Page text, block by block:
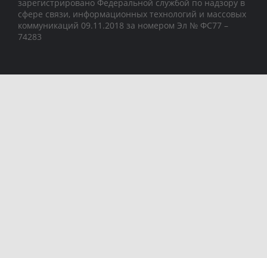
зарегистрировано Федеральной службой по надзору в
сфере связи, информационных технологий и массовых
коммуникаций 09.11.2018 за номером Эл № ФС77 –
74283